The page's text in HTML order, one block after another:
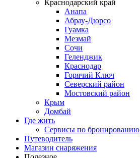
Краснодарский край
Анапа
Абрау-Дюрсо
Гуамка
Мезмай
Сочи
Геленджик
Краснодар
Горячий Ключ
Северский район
Мостовский район
Крым
Домбай
Где жить
Сервисы по бронированию
Путеводитель
Магазин снаряжения